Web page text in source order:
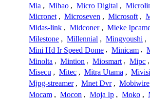
Mia , Mibao , Micro Digital ,
Micronet , Microseven , Microsoft ,
Midas-link , Midconer , Mieke
Milestone , Millennial , Mingyoushi ,
Mini Hd Ir Speed Dome , Minicam ,
Minolta , Mintion , Miosmart , Mipc ,
Misecu , Mitec , Mitra Utama ,
Mjpg-streamer , Mnet Dvr , Mobiwire
Mocam , Mocon , Moja Ip , Moko ,